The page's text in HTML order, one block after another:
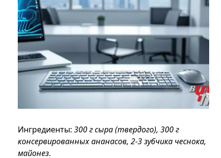
Ингредиенты: 300 г сыра (твердого), 300 г
консервированных ананасов, 2-3 зубчика чеснока,
майонез.